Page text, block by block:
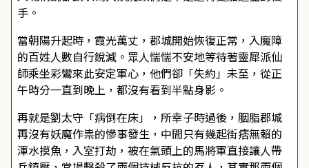
手。
當朝陽升起時，霞光萬丈，郡城開始恢復正常，入魔障
的百姓人數自行銳減。眾人惴惴不安地等待著靈犀派仙
師乘坐彩鸞來此安定軍心，他們卻「失約」未至，從正
午時分一直到晚上，都沒有看到半點身影。
再就是劉太守「病倒在床」，所幸子時過後，胭脂郡城
再沒有妖魔作祟的慘事發生，中間只有幾起街痞無賴的
渾水摸魚，入室打劫，被在氣頭上的馬將軍直接讓人帶